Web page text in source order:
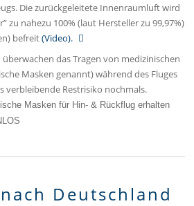
Die zurückgeleitete Innenraumluft wird
zu nahezu 100% (laut Hersteller zu 99,97%)
befreit(Video).
überwachen das Tragen von medizinischen
Masken genannt) während des Fluges
verbleibende Restrisiko nochmals.
Masken für Hin- & Rückflug erhalten
Deutschland